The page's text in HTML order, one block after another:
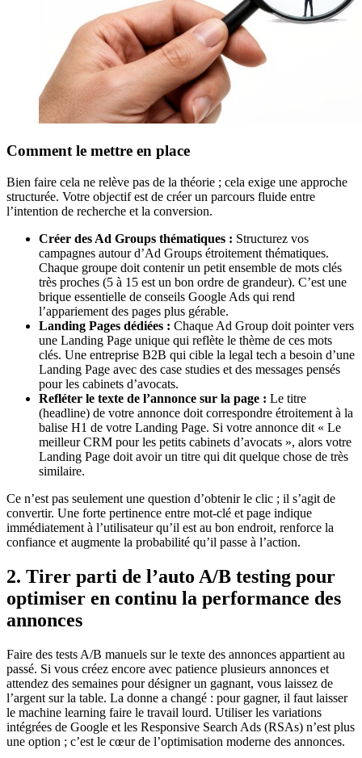
Comment le mettre en place
Bien faire cela ne relève pas de la théorie ; cela exige une approche
structurée. Votre objectif est de créer un parcours fluide entre
l’intention de recherche et la conversion.
Créer des Ad Groups thématiques : Structurez vos
campagnes autour d’Ad Groups étroitement thématiques.
Chaque groupe doit contenir un petit ensemble de mots clés
très proches (5 à 15 est un bon ordre de grandeur). C’est une
brique essentielle de conseils Google Ads qui rend
l’appariement des pages plus gérable.
Landing Pages dédiées : Chaque Ad Group doit pointer vers
une Landing Page unique qui reflète le thème de ces mots
clés. Une entreprise B2B qui cible la legal tech a besoin d’une
Landing Page avec des case studies et des messages pensés
pour les cabinets d’avocats.
Refléter le texte de l’annonce sur la page : Le titre
(headline) de votre annonce doit correspondre étroitement à la
balise H1 de votre Landing Page. Si votre annonce dit « Le
meilleur CRM pour les petits cabinets d’avocats », alors votre
Landing Page doit avoir un titre qui dit quelque chose de très
similaire.
Ce n’est pas seulement une question d’obtenir le clic ; il s’agit de
convertir. Une forte pertinence entre mot-clé et page indique
immédiatement à l’utilisateur qu’il est au bon endroit, renforce la
confiance et augmente la probabilité qu’il passe à l’action.
2. Tirer parti de l’auto A/B testing pour
optimiser en continu la performance des
annonces
Faire des tests A/B manuels sur le texte des annonces appartient au
passé. Si vous créez encore avec patience plusieurs annonces et
attendez des semaines pour désigner un gagnant, vous laissez de
l’argent sur la table. La donne a changé : pour gagner, il faut laisser
le machine learning faire le travail lourd. Utiliser les variations
intégrées de Google et les Responsive Search Ads (RSAs) n’est plus
une option ; c’est le cœur de l’optimisation moderne des annonces.